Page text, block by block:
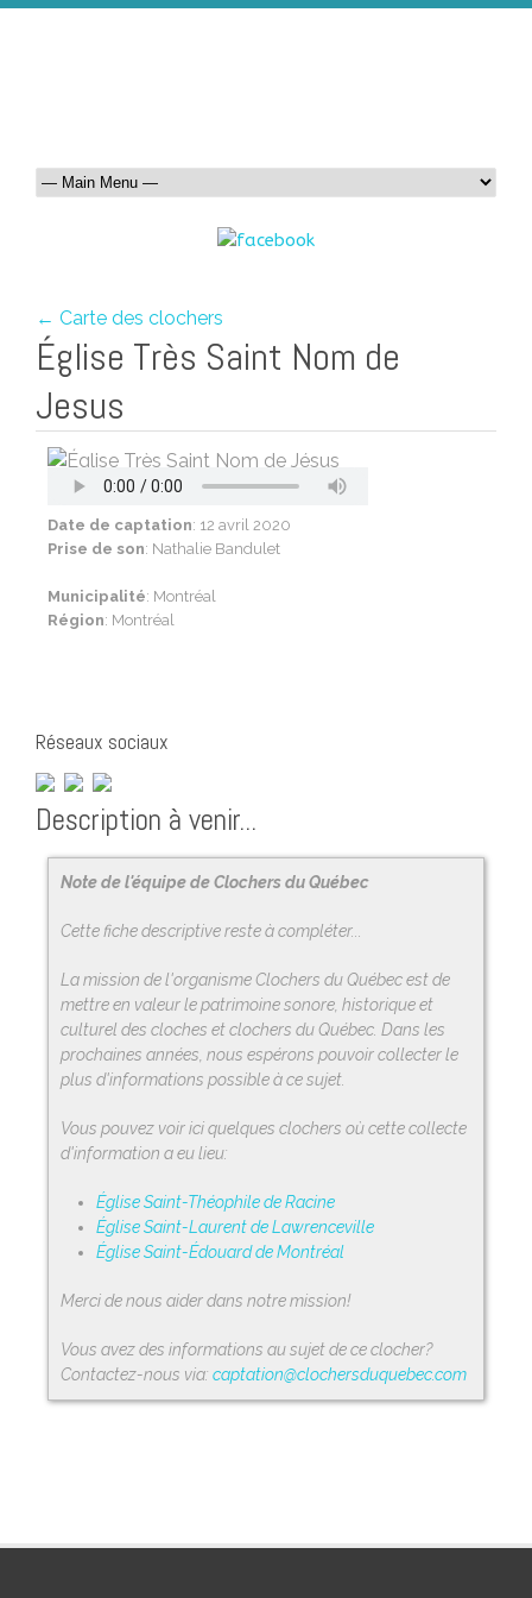
← Carte des clochers
Église Très Saint Nom de
Jesus
Date de captation: 12 avril 2020
Prise de son: Nathalie Bandulet
Municipalité: Montréal
Région: Montréal
Réseaux sociaux
Description à venir...
Note de l'équipe de Clochers du Québec
Cette fiche descriptive reste à compléter...
La mission de l'organisme Clochers du Québec est de
mettre en valeur le patrimoine sonore, historique et
culturel des cloches et clochers du Québec. Dans les
prochaines années, nous espérons pouvoir collecter le
plus d'informations possible à ce sujet.
Vous pouvez voir ici quelques clochers où cette collecte
d'information a eu lieu:
Église Saint-Théophile de Racine
Église Saint-Laurent de Lawrenceville
Église Saint-Édouard de Montréal
Merci de nous aider dans notre mission!
Vous avez des informations au sujet de ce clocher?
Contactez-nous via: captation@clochersduquebec.com